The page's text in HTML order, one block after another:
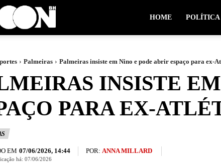
HOME POLÍTICA
Palmeiras Palmeiras insiste em Nino e pode abrir espaço para ex-
INSISTE
PARA EX-
EM 07/06/2026, 14:44 POR: ANNA MILLARD
há: 07/06/2026